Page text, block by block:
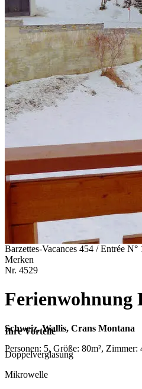
Barzettes-Vacances 454 / Entrée N°
Merken
Nr. 4529
Ferienwohnung
Schweiz, Wallis, Crans Montana
Personen: 5, Größe: 80m²,
Ihre Vorteile
Doppelverglasung
Mikrowelle